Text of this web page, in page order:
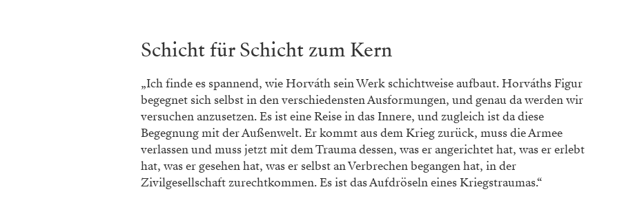
Schicht für Schicht zum Kern
„Ich finde es spannend, wie Horváth sein Werk schichtweise aufbaut. Horváths Figur
begegnet sich selbst in den verschiedensten Ausformungen, und genau da werden wir
versuchen anzusetzen. Es ist eine Reise in das Innere, und zugleich ist da diese
Begegnung mit der Außenwelt. Er kommt aus dem Krieg zurück, muss die Armee
verlassen und muss jetzt mit dem Trauma dessen, was er angerichtet hat, was er erlebt
hat, was er gesehen hat, was er selbst an Verbrechen begangen hat, in der
Zivilgesellschaft zurechtkommen. Es ist das Aufdröseln eines Kriegstraumas.“